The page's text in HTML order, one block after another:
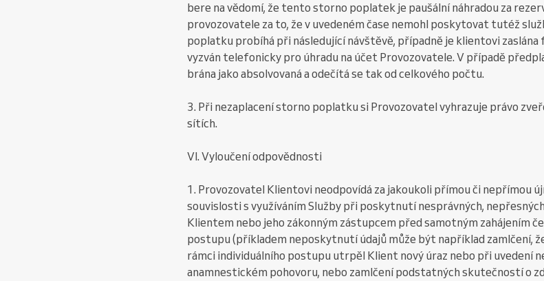
bere na vědomí, že tento storno poplatek je paušální náhradou za
provozovatele za to, že v uvedeném čase nemohl poskytovat tutéž
poplatku probíhá při následující návštěvě, případně je klientovi
vyzván telefonicky pro úhradu na účet Provozovatele. V případě
brána jako absolvovaná a odečítá se tak od celkového počtu.
3. Při nezaplacení storno poplatku si Provozovatel vyhrazuje právo
sítích.
VI. Vyloučení odpovědnosti
1. Provozovatel Klientovi neodpovídá za jakoukoli přímou či nepřímou
souvislosti s využíváním Služby při poskytnutí nesprávných,
Klientem nebo jeho zákonným zástupcem před samotným zahájením
postupu (příkladem neposkytnutí údajů může být například zamlčení,
rámci individuálního postupu utrpěl Klient nový úraz nebo při uvedení
anamnestickém pohovoru, nebo zamlčení podstatných skutečností o